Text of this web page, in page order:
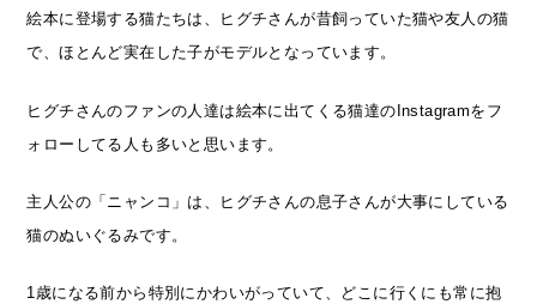
絵本に登場する猫たちは、ヒグチさんが昔飼っていた猫や友人の猫
で、ほとんど実在した子がモデルとなっています。
ヒグチさんのファンの人達は絵本に出てくる猫達のInstagramをフ
ォローしてる人も多いと思います。
主人公の「ニャンコ」は、ヒグチさんの息子さんが大事にしている
猫のぬいぐるみです。
1歳になる前から特別にかわいがっていて、どこに行くにも常に抱